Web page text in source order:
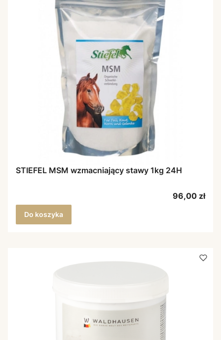
STIEFEL MSM wzmacniający stawy 1kg 24H
Cena
96,00 zł
Do koszyka